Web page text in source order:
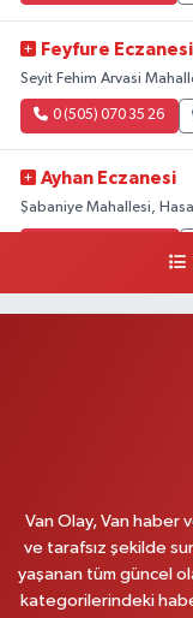
Feyfure Eczanesi
Seyit Fehim Arvasi
0 (505) 070 35 26
Ayhan Eczanesi
Şabaniye Mahallesi,
Vanyolu Mahallesi, Kara
0 (432) 351 02 96
Koç Eczanesi
Van Olay, Van haber
ve tarafsız şekilde
yaşanan tüm güncel
kategorilerindeki